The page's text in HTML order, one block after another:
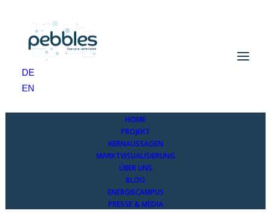
DE
EN
HOME
PROJEKT
KERNAUSSAGEN
MARKTVISUALISIERUNG
ÜBER UNS
BLOG
ENERGIECAMPUS
PRESSE & MEDIA
bizz energy. Smart Meter müssen Blockchain